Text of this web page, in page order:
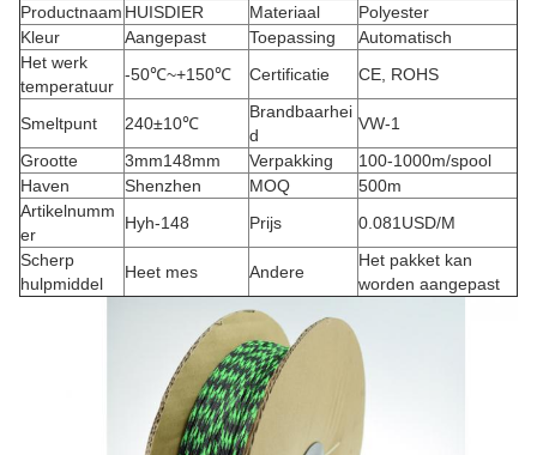
Productnaam HUISDIER Materiaal
Polyester
Kleur
Aangepast Toepassing
Automatisch
Het werk
temperatuur
-50℃~+150℃ Certificatie CE, ROHS
Smeltpunt 240±10℃
Brandbaarhei
d
VW-1
Grootte
3mm148mm Verpakking
100-1000m/spool
Haven
Shenzhen MOQ
500m
Artikelnumm
er
Hyh-148 Prijs
0.081USD/M
Scherp
hulpmiddel
Heet mes Andere
Het pakket kan
worden aangepast